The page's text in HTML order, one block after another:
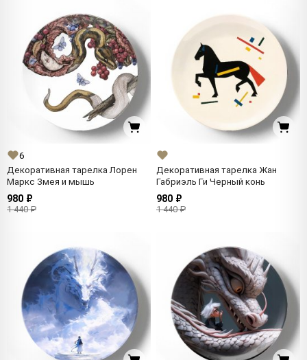
6
Декоративная тарелка Лорен
Маркс Змея и мышь
980 ₽
1 440 ₽
Декоративная тарелка Жан
Габриэль Ги Черный конь
980 ₽
1 440 ₽